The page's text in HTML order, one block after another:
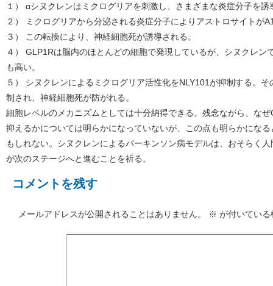
１） αシヌクレンはミクログリアを刺激し、さまざまな炎症分子を誘
２） ミクログリアから分泌される炎症分子によりアストロサイトが
３） この転換により、神経細胞死が誘導される。
４） GLP1Rは脳内のほとんどの細胞で発現しているが、シヌクレン
も高い。
５） シヌクレンによるミクログリア活性化をNLY101が抑制する。
制され、神経細胞死が防がれる。
細胞レベルのメカニズムとしては十分納得できる。残念ながら、な
抑えるかについては明らかになっていないが、この点も明らかにな
もしれない。シヌクレンによるパーキンソン病モデルは、おそらく
が次のステージへと進むことを祈る。
コメントを残す
メールアドレスが公開されることはありません。 ※ が付いてい